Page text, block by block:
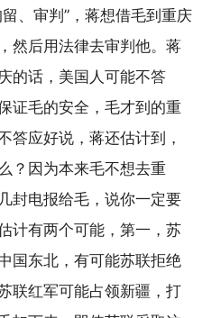
、审判”，蒋想借毛到重庆
然后用法律去审判他。蒋
的话，美国人可能不答
证毛的安全，毛才到的重
答应好说，蒋还估计到，
？因为本来毛不想去重
封电报给毛，说你一定要
计有两个可能，第一，苏
国东北，有可能苏联拒绝
联红军可能占领新疆，打